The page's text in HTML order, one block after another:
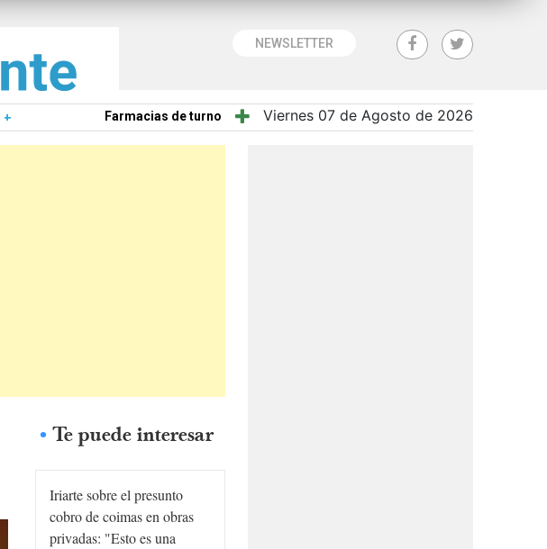
NEWSLETTER
+ Farmacias de turno Viernes 07 de Agosto de 2026
Te puede interesar
Iriarte sobre el presunto
cobro de coimas en obras
privadas: "Esto es una